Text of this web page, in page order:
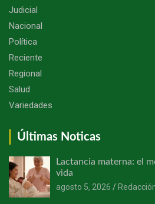
Judicial
Nacional
Política
Reciente
Regional
Salud
Variedades
Últimas Noticas
Lactancia materna: el
vida
agosto 5, 2026